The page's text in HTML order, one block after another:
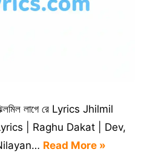
লাগে রে Lyrics Jhilmil
Lyrics | Raghu Dakat | Dev,
Read More »